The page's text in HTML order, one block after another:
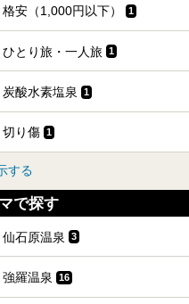
格安（1,000円以下） 1
ひとり旅・一人旅 1
炭酸水素塩泉 1
切り傷 1
する
で探す
仙石原温泉 3
強羅温泉 16